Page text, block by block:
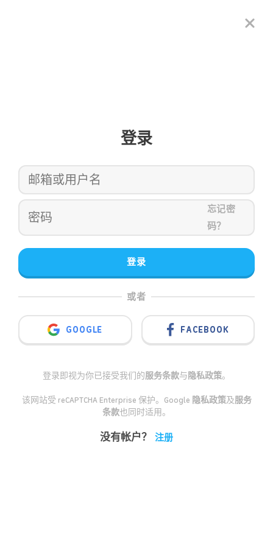
登录
忘记密
码？
登录
或者
GOOGLE FACEBOOK
登录即视为你已接受我们的服务条款与隐私政策。
该网站受 reCAPTCHA Enterprise 保护。Google 隐私政策及服务
条款也同时适用。
没有帐户？ 注册